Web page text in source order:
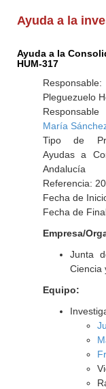
Ayuda a la
Ayuda a la
HUM-317
Pleguezuelo
María
Tipo de
Ayudas a
Andalucía
Referencia:
Fecha de
Fecha de
Empresa/
Junta
Ciencia
Equipo: